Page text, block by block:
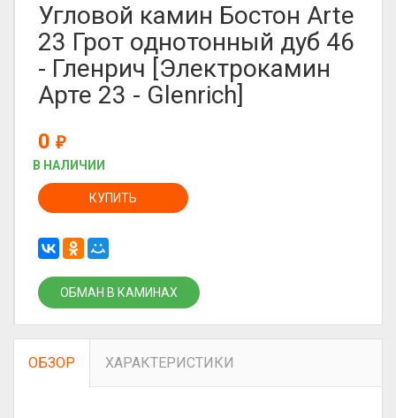
Угловой камин Бостон Arte
23 Грот однотонный дуб 46
- Гленрич [Электрокамин
Арте 23 - Glenrich]
0 ₽
В НАЛИЧИИ
КУПИТЬ
ОБМАН В КАМИНАХ
ОБЗОР ХАРАКТЕРИСТИКИ